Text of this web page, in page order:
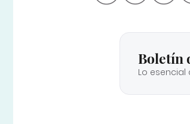
Boletín
Lo